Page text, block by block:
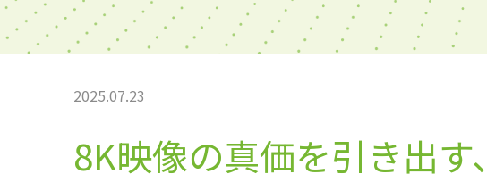
2025.07.23
8K映像の真価を引き出